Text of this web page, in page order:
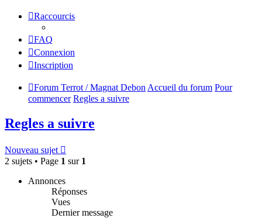
Raccourcis
FAQ
Connexion
Inscription
Forum Terrot / Magnat Debon Accueil du forum Pour
commencer Regles a suivre
Regles a suivre
Nouveau sujet
2 sujets • Page 1 sur 1
Annonces
Réponses
Vues
Dernier message